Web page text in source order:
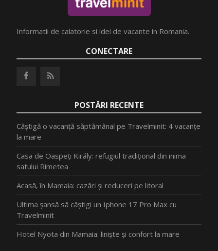
Informatii de calatorie si idei de vacante in Romania.
CONECTARE
POSTĂRI RECENTE
Câștigă o vacanță săptămânal pe Travelminit: 4 vacanțe
la mare
Casa de Oaspeți Király: refugiul tradițional din inima
satului Rimetea
Acasă, în Mamaia: cazări și reduceri pe litoral
Ultima șansă să câștigi un Iphone 17 Pro Max cu
Travelminit
Hotel Nyota din Mamaia: liniște și confort la mare